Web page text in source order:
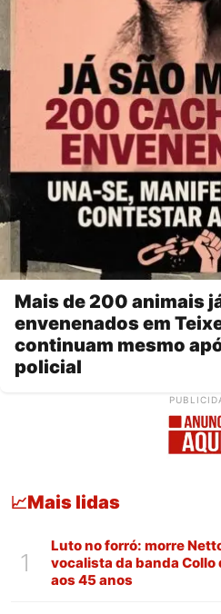
Mais de 200 animais
envenenados em
continuam mesmo
policial
📈Mais lidas
1
Luto no forró: morre
vocalista da banda Collo
aos 45 anos